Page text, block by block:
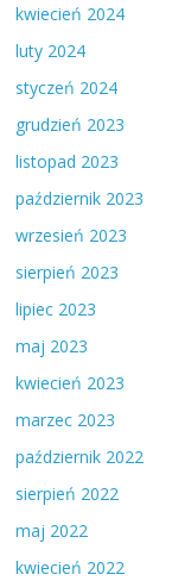
kwiecień 2024
luty 2024
styczeń 2024
grudzień 2023
listopad 2023
październik 2023
wrzesień 2023
sierpień 2023
lipiec 2023
maj 2023
kwiecień 2023
marzec 2023
październik 2022
sierpień 2022
maj 2022
kwiecień 2022